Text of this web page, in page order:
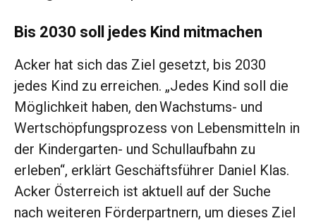
Bis 2030 soll jedes Kind mitmachen
Acker hat sich das Ziel gesetzt, bis 2030
jedes Kind zu erreichen. „Jedes Kind soll die
Möglichkeit haben, den Wachstums- und
Wertschöpfungsprozess von Lebensmitteln in
der Kindergarten- und Schullaufbahn zu
erleben“, erklärt Geschäftsführer Daniel Klas.
Acker Österreich ist aktuell auf der Suche
nach weiteren Förderpartnern, um dieses Ziel